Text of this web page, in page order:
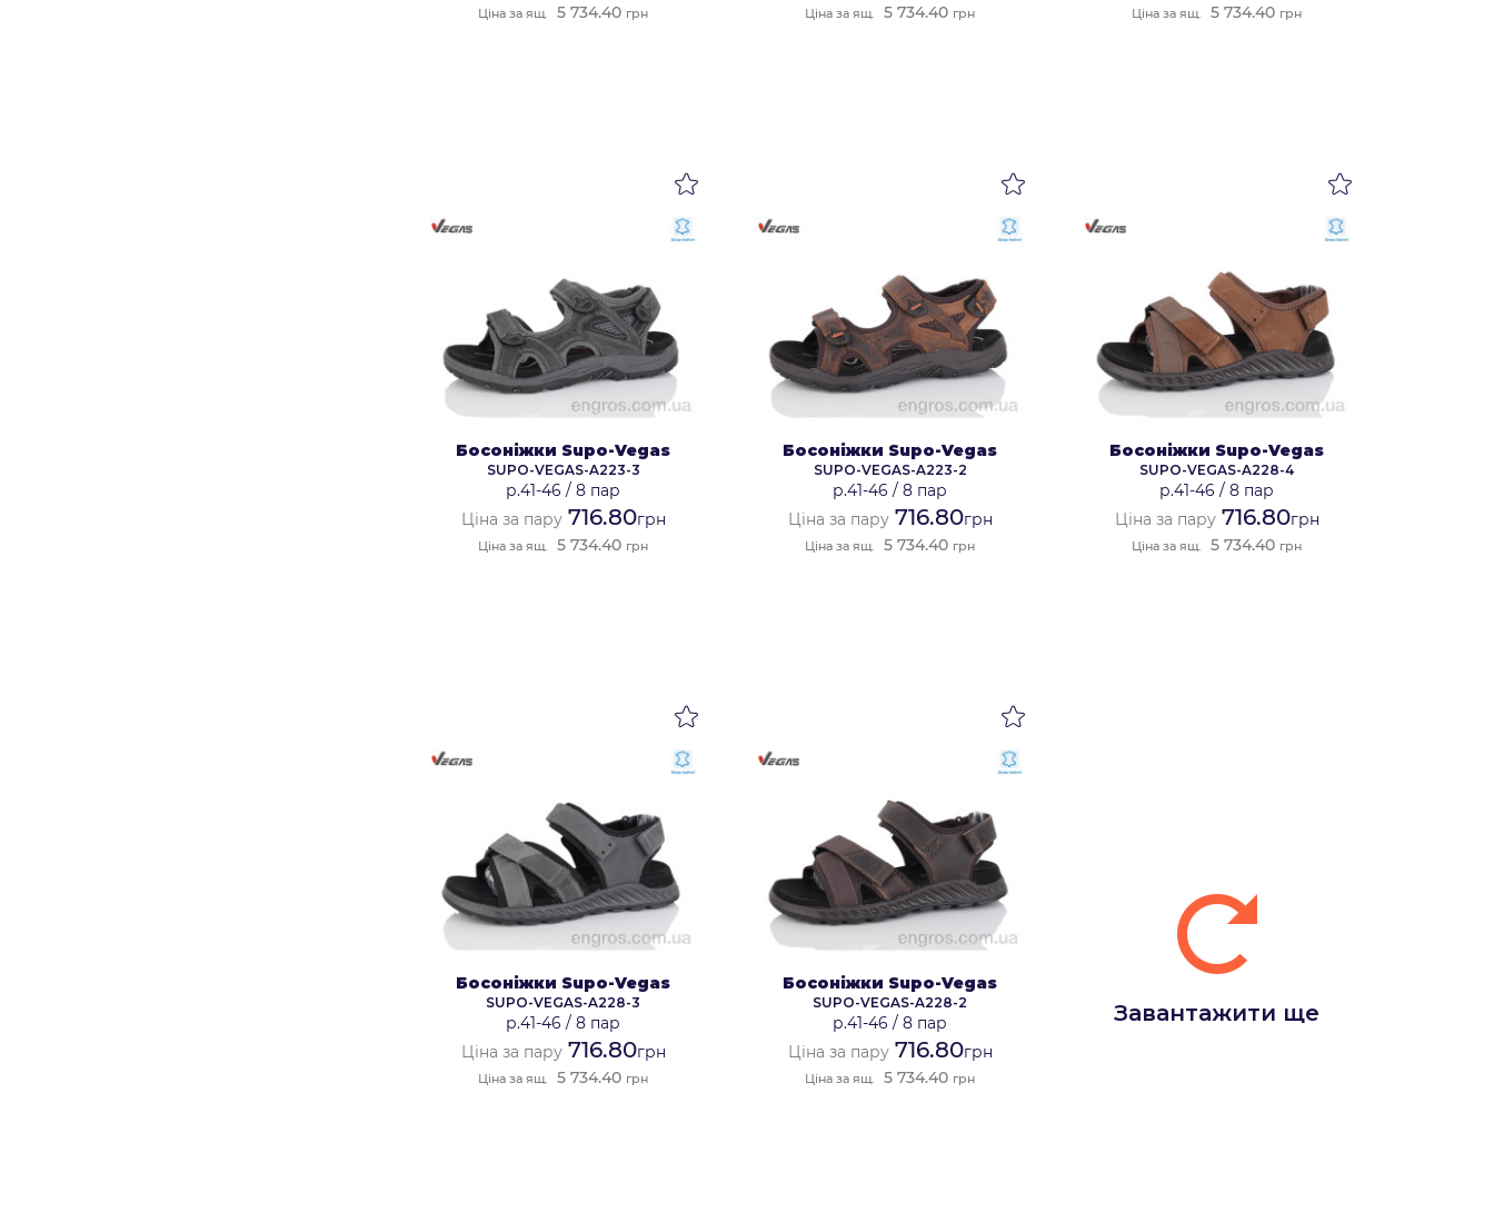
Ціна за ящ. 5 734.40 грн Ціна за ящ. 5 734.40 грн Ціна за ящ. 5 734.40 грн
Босоніжки Supo-Vegas
SUPO-VEGAS-A223-3
р.41-46 /8 пар
Ціна за пару716.80грн
Ціна за ящ. 5 734.40 грн
Босоніжки Supo-Vegas
SUPO-VEGAS-A223-2
р.41-46 /8 пар
Ціна за пару716.80грн
Ціна за ящ. 5 734.40 грн
Босоніжки Supo-Vegas
SUPO-VEGAS-A228-4
р.41-46 /8 пар
Ціна за пару716.80грн
Ціна за ящ. 5 734.40 грн
Босоніжки Supo-Vegas
SUPO-VEGAS-A228-3
р.41-46 /8 пар
Ціна за пару716.80грн
Ціна за ящ. 5 734.40 грн
Босоніжки Supo-Vegas
SUPO-VEGAS-A228-2
р.41-46 /8 пар
Ціна за пару716.80грн
Ціна за ящ. 5 734.40 грн
Завантажити ще